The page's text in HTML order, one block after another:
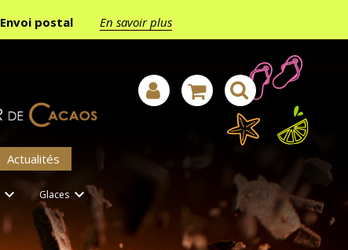
Envoi postal En savoir plus
Actualités
 
Glaces